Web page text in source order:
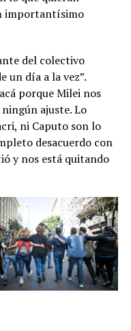
importantísimo
del colectivo
un día a la vez”.
porque Milei nos
ajuste. Lo
ni Caputo son lo
desacuerdo con
y nos está quitando